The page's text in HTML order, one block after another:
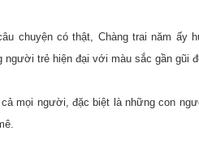
chuyện có thật, Chàng trai năm ấy
trẻ hiện đại với màu sắc gần gũi
mọi người, đặc biệt là những con